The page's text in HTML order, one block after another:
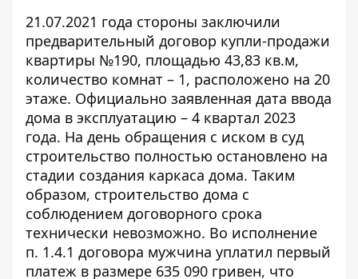
21.07.2021 года стороны заключили
предварительный договор купли-продажи
квартиры №190, площадью 43,83 кв.м,
количество комнат – 1, расположено на 20
этаже. Официально заявленная дата ввода
дома в эксплуатацию – 4 квартал 2023
года. На день обращения с иском в суд
строительство полностью остановлено на
стадии создания каркаса дома. Таким
образом, строительство дома с
соблюдением договорного срока
технически невозможно. Во исполнение
п. 1.4.1 договора мужчина уплатил первый
платеж в размере 635 090 гривен, что